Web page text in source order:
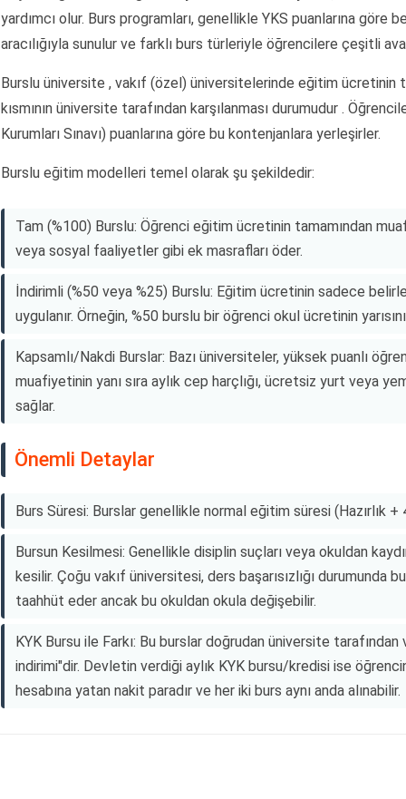
yardımcı olur. Burs programları, genellikle YKS puanlarına göre
aracılığıyla sunulur ve farklı burs türleriyle öğrencilere çeşitli
Burslu üniversite , vakıf (özel) üniversitelerinde eğitim ücretinin
kısmının üniversite tarafından karşılanması durumudur .
Kurumları Sınavı) puanlarına göre bu kontenjanlara yerleşirler.
Burslu eğitim modelleri temel olarak şu şekildedir:
Tam (%100) Burslu: Öğrenci eğitim ücretinin tamamından
veya sosyal faaliyetler gibi ek masrafları öder.
İndirimli (%50 veya %25) Burslu: Eğitim ücretinin sadece
uygulanır. Örneğin, %50 burslu bir öğrenci okul ücretinin
Kapsamlı/Nakdi Burslar: Bazı üniversiteler, yüksek puanlı
muafiyetinin yanı sıra aylık cep harçlığı, ücretsiz yurt veya
sağlar.
Önemli Detaylar
Burs Süresi: Burslar genellikle normal eğitim süresi (Hazırlık +
Bursun Kesilmesi: Genellikle disiplin suçları veya okuldan
kesilir. Çoğu vakıf üniversitesi, ders başarısızlığı durumunda
taahhüt eder ancak bu okuldan okula değişebilir.
KYK Bursu ile Farkı: Bu burslar doğrudan üniversite
indirimi"dir. Devletin verdiği aylık KYK bursu/kredisi ise
hesabına yatan nakit paradır ve her iki burs aynı anda alınabilir.